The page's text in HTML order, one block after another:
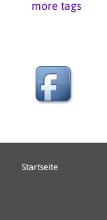
more tags
Startseite